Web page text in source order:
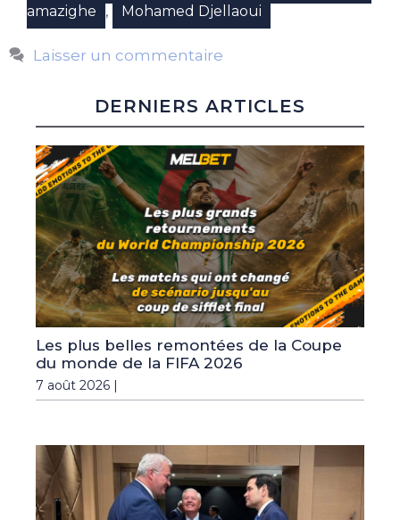
amazighe
, Mohamed Djellaoui
Laisser un commentaire
DERNIERS ARTICLES
Les plus belles remontées de la Coupe
du monde de la FIFA 2026
7 août 2026 |